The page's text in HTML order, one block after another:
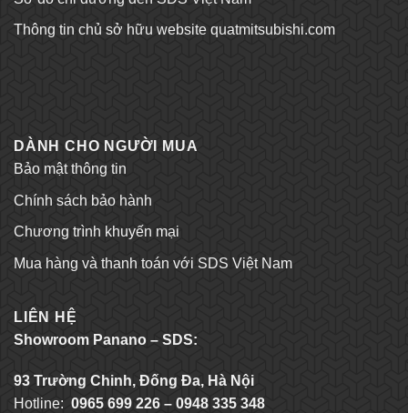
Thông tin chủ sở hữu website quatmitsubishi.com
DÀNH CHO NGƯỜI MUA
Bảo mật thông tin
Chính sách bảo hành
Chương trình khuyến mại
Mua hàng và thanh toán với SDS Việt Nam
LIÊN HỆ
Showroom Panano – SDS:
93 Trường Chinh, Đống Đa, Hà Nội
Hotline: 0965 699 226 – 0948 335 348